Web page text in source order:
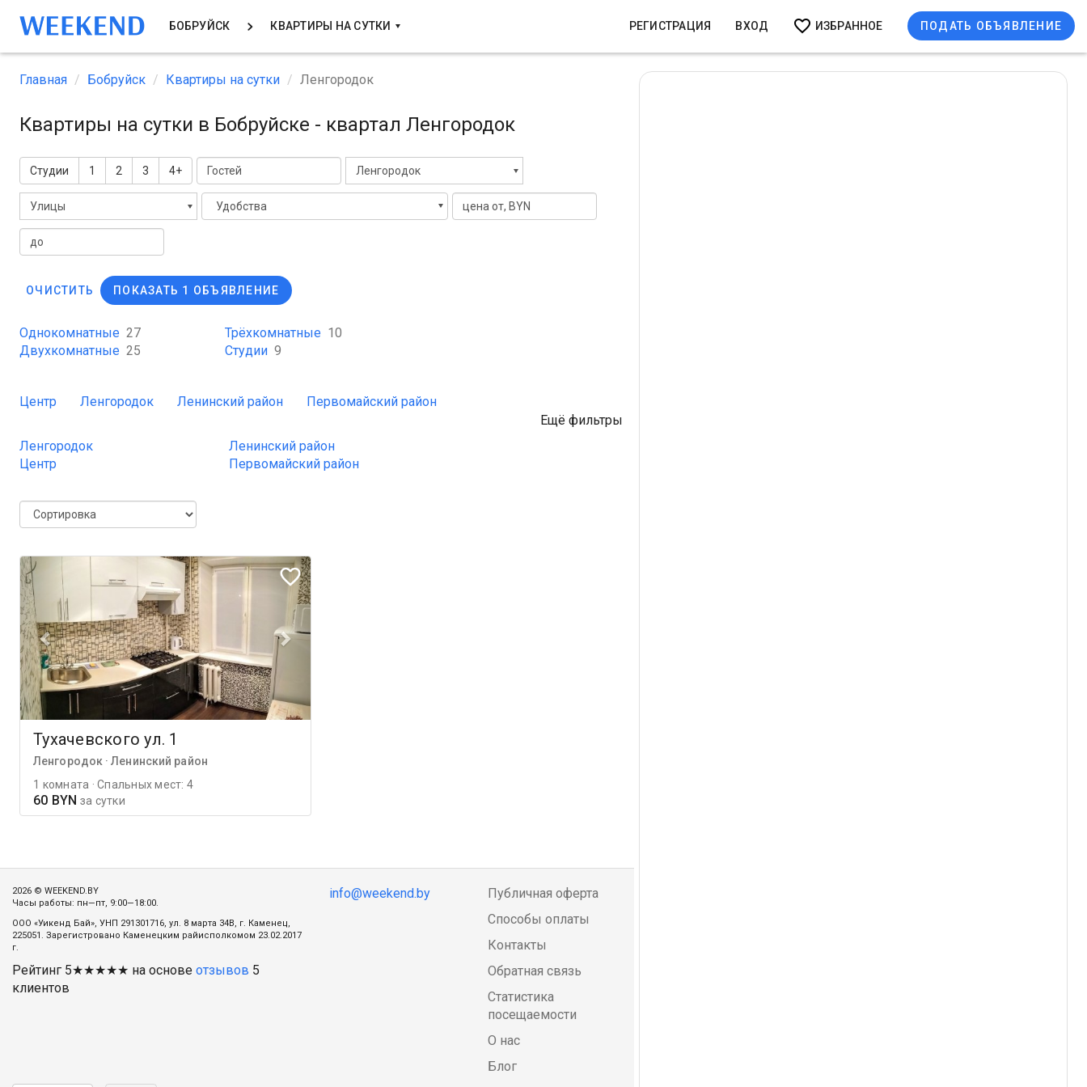
БОБРУЙСК КВАРТИРЫ НА СУТКИ РЕГИСТРАЦИЯ ВХОД ИЗБРАННОЕ ПОДАТЬ ОБЪЯВЛЕНИЕ
Главная Бобруйск Квартиры на сутки Ленгородок
Квартиры на сутки в Бобруйске - квартал Ленгородок
Студии 1 2 3 4+ Ленгородок
Улицы Удобства
ОЧИСТИТЬ ПОКАЗАТЬ 1 ОБЪЯВЛЕНИЕ
Однокомнатные 27
Двухкомнатные 25
Трёхкомнатные 10
Студии 9
Центр Ленгородок Ленинский район
Первомайский район
Ещё фильтры
Ленгородок
Центр
Ленинский район
Первомайский район
Тухачевского ул. 1
Ленгородок · Ленинский район
1 комната · Спальных мест: 4
60 BYN за сутки
2026 © WEEKEND.BY
Часы работы: пн—пт, 9:00—18:00.
ООО «Уикенд Бай», УНП 291301716, ул. 8 марта 34В, г. Каменец,
225051. Зарегистровано Каменецким райисполкомом 23.02.2017
г.
Рейтинг 5★★★★★ на основе отзывов 5
клиентов
info@weekend.by
Публичная оферта
Способы оплаты
Контакты
Обратная связь
Статистика
посещаемости
О нас
Блог